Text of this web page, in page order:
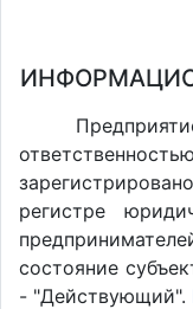
регистре
состояние
- "Действующий".